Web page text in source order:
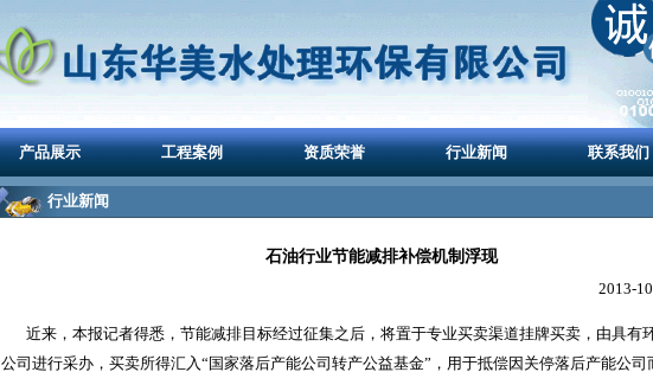
产品展示 工程案例 资质荣誉 行业新闻 联系我们
行业新闻
石油行业节能减排补偿机制浮现
2013-
近来，本报记者得悉，节能减排目标经过征集之后，将置于专业买卖渠道挂牌买卖，由具有
公司进行采办，买卖所得汇入“国家落后产能公司转产公益基金”，用于抵偿因关停落后产能公司